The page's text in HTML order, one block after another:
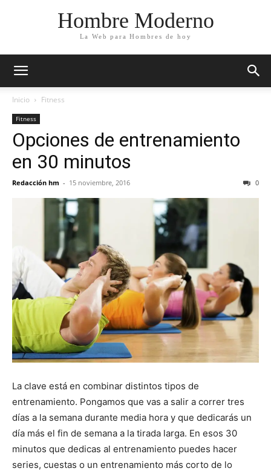
Hombre Moderno
La Web para Hombres de hoy
Inicio Fitness
Fitness
Opciones de entrenamiento
en 30 minutos
Redacción hm - 15 noviembre, 2016 0
La clave está en combinar distintos tipos de
entrenamiento. Pongamos que vas a salir a correr tres
días a la semana durante media hora y que dedicarás un
día más el fin de semana a la tirada larga. En esos 30
minutos que dedicas al entrenamiento puedes hacer
series, cuestas o un entrenamiento más corto de lo